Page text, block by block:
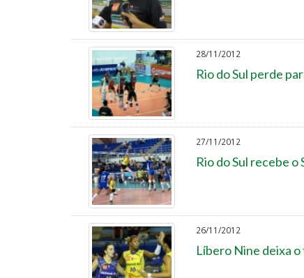
28/11/2012
Rio do Sul perde
27/11/2012
Rio do Sul recebe o
26/11/2012
Líbero Nine deixa o